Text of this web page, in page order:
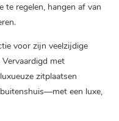
te regelen, hangen af ​​van
voor zijn veelzijdige
met
zitplaatsen
een luxe,